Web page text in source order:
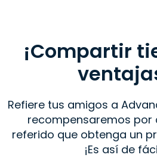
¡Compartir
Refiere tus amigos a
recompensaremos por
referido que obtenga un
¡Es así de